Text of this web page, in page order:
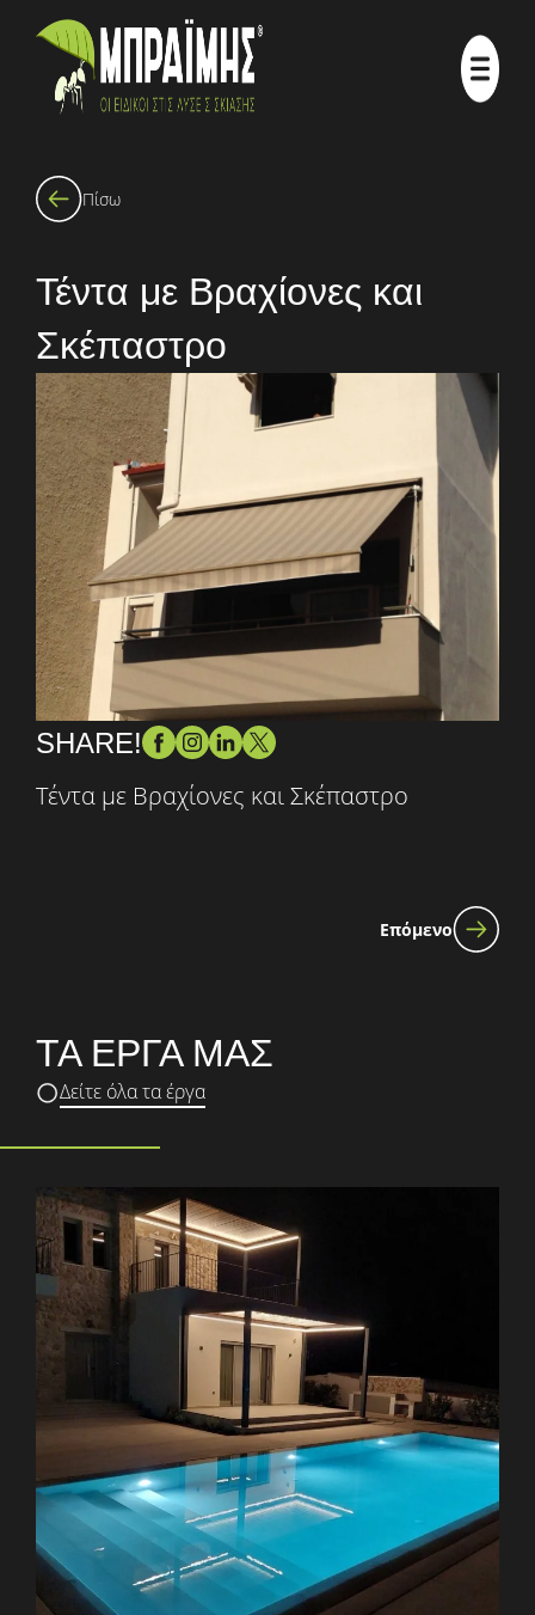
Πίσω
Τέντα με Βραχίονες και
Σκέπαστρο
SHARE!
Τέντα με Βραχίονες και Σκέπαστρο
Επόμενο
ΤΑ ΕΡΓΑ ΜΑΣ
Δείτε όλα τα έργα